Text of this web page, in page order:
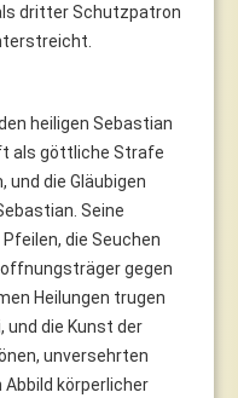
dritter Schutzpatron
heiligen Sebastian
als göttliche Strafe
die Gläubigen
Seine
die Seuchen
gegen
Heilungen trugen
und die Kunst der
unversehrten
Abbild körperlicher